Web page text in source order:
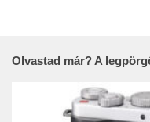
Olvastad már? A